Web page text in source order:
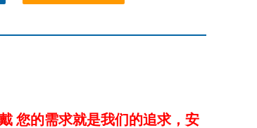
您的需求就是我们的追求，安